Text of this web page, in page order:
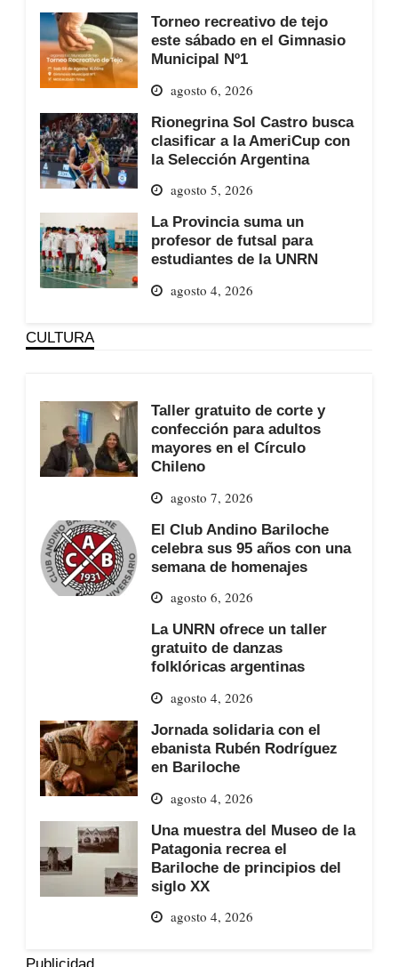
Torneo recreativo de tejo
este sábado en el Gimnasio
Municipal Nº1
agosto 6, 2026
Rionegrina Sol Castro busca
clasificar a la AmeriCup con
la Selección Argentina
agosto 5, 2026
La Provincia suma un
profesor de futsal para
estudiantes de la UNRN
agosto 4, 2026
CULTURA
Taller gratuito de corte y
confección para adultos
mayores en el Círculo
Chileno
agosto 7, 2026
El Club Andino Bariloche
celebra sus 95 años con una
semana de homenajes
agosto 6, 2026
La UNRN ofrece un taller
gratuito de danzas
folklóricas argentinas
agosto 4, 2026
Jornada solidaria con el
ebanista Rubén Rodríguez
en Bariloche
agosto 4, 2026
Una muestra del Museo de la
Patagonia recrea el
Bariloche de principios del
siglo XX
agosto 4, 2026
Publicidad